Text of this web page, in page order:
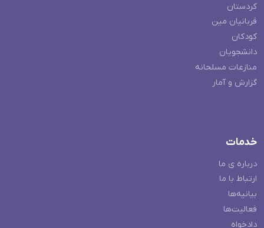
کردستان
قربانیان مین
کودکان
دانشجویان
منازعات مسلحانه
گزارش و آمار
خدمات
درباره ی ما
ارتباط با ما
بیانیه‌ها
فعالیت‌ها
دادخواه